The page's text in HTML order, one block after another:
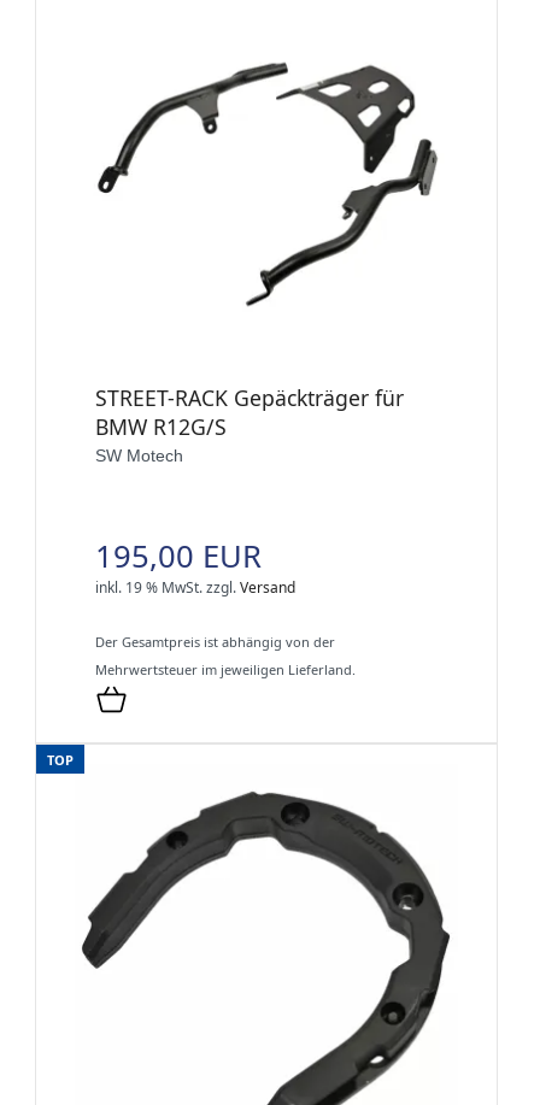
STREET-RACK Gepäckträger für
BMW R12G/S
SW Motech
195,00 EUR
inkl. 19 % MwSt.zzgl.Versand
Der Gesamtpreis ist abhängig von der
Mehrwertsteuer im jeweiligen Lieferland.
TOP